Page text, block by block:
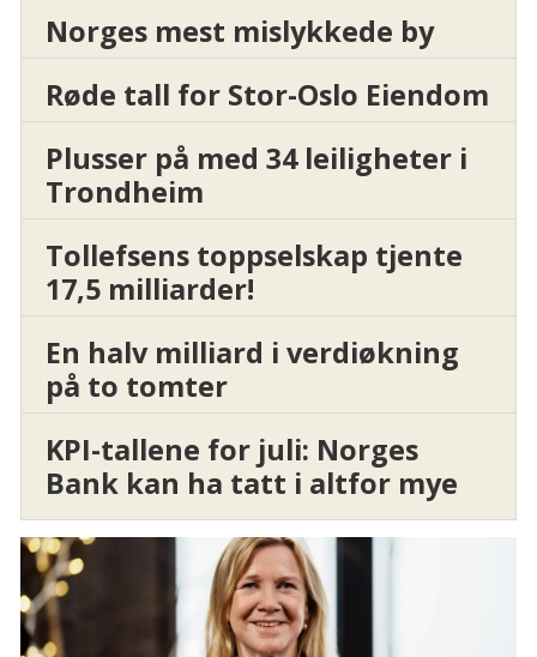
Norges mest mislykkede by
Røde tall for Stor-Oslo Eiendom
Plusser på med 34 leiligheter i
Trondheim
Tollefsens toppselskap tjente
17,5 milliarder!
En halv milliard i verdiøkning
på to tomter
KPI-tallene for juli: Norges
Bank kan ha tatt i altfor mye